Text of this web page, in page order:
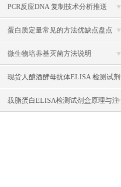
PCR反应DNA 复制技术分析推送
蛋白质定量常见的方法优缺点盘点
微生物培养基灭菌方法说明
现货人酿酒酵母抗体ELISA 检测试剂
盒
载脂蛋白ELISA检测试剂盒原理与注